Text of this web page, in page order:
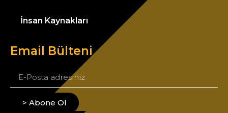
İnsan Kaynakları
Email Bülteni
> Abone Ol